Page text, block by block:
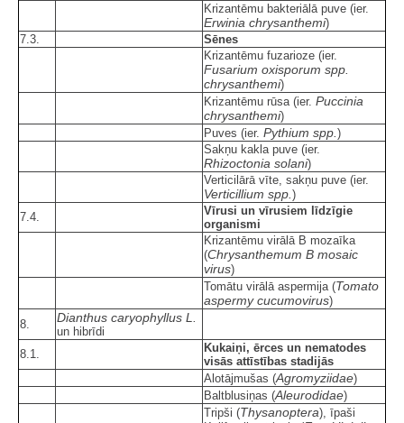
Krizantēmu bakteriālā puve (ier.
Erwinia chrysanthemi)
7.3.
Sēnes
Krizantēmu fuzarioze (ier.
Fusarium oxisporum spp.
chrysanthemi)
Krizantēmu rūsa (ier. Puccinia
chrysanthemi)
Puves (ier. Pythium spp. )
Sakņu kakla puve (ier.
Rhizoctonia solani)
Verticilārā vīte, sakņu puve (ier.
Verticillium spp. )
7.4.
Vīrusi un vīrusiem līdzīgie
organismi
Krizantēmu virālā B mozaīka
(Chrysanthemum B mosaic
virus)
Tomātu virālā aspermija (Tomato
aspermy cucumovirus)
8.
Dianthus caryophyllus L.
un hibrīdi
8.1.
Kukaiņi, ērces un nematodes
visās attīstības stadijās
Alotājmušas (Agromyziidae)
Baltblusiņas (Aleurodidae)
Tripši (Thysanoptera), īpaši